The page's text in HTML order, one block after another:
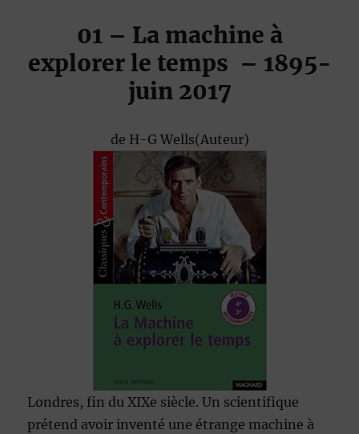
01 – La machine à
explorer le temps – 1895-
juin 2017
de H-G Wells(Auteur)
Londres, fin du XIXe siècle. Un scientifique
prétend avoir inventé une étrange machine à